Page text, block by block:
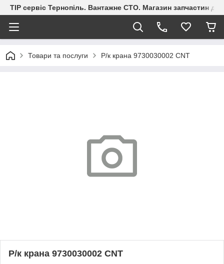
ТІР сервіс Тернопіль. Вантажне СТО. Магазин запчастин
Товари та послуги Р/к крана 9730030002 CNT
Р/к крана 9730030002 CNT